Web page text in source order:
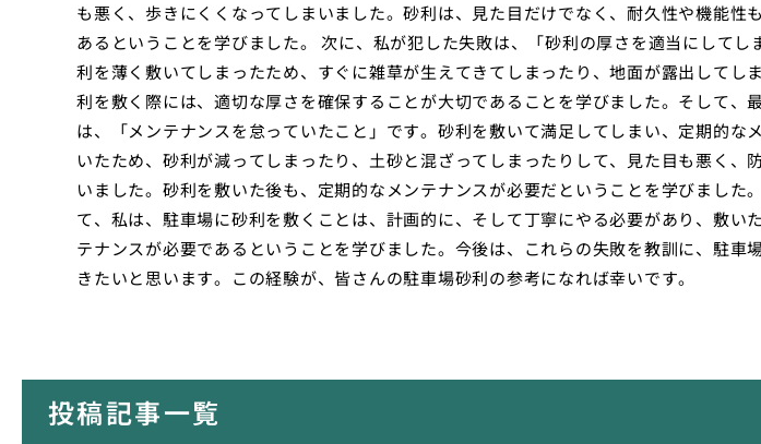
も悪く、歩きにくくなってしまいました。砂利は、見た目だけでなく、耐久性や機能性
あるということを学びました。 次に、私が犯した失敗は、「砂利の厚さを適当にしてし
利を薄く敷いてしまったため、すぐに雑草が生えてきてしまったり、地面が露出してし
利を敷く際には、適切な厚さを確保することが大切であることを学びました。そして、
は、「メンテナンスを怠っていたこと」です。砂利を敷いて満足してしまい、定期的な
いたため、砂利が減ってしまったり、土砂と混ざってしまったりして、見た目も悪く、
いました。砂利を敷いた後も、定期的なメンテナンスが必要だということを学びました
て、私は、駐車場に砂利を敷くことは、計画的に、そして丁寧にやる必要があり、敷い
テナンスが必要であるということを学びました。今後は、これらの失敗を教訓に、駐車
きたいと思います。この経験が、皆さんの駐車場砂利の参考になれば幸いです。
投稿記事一覧